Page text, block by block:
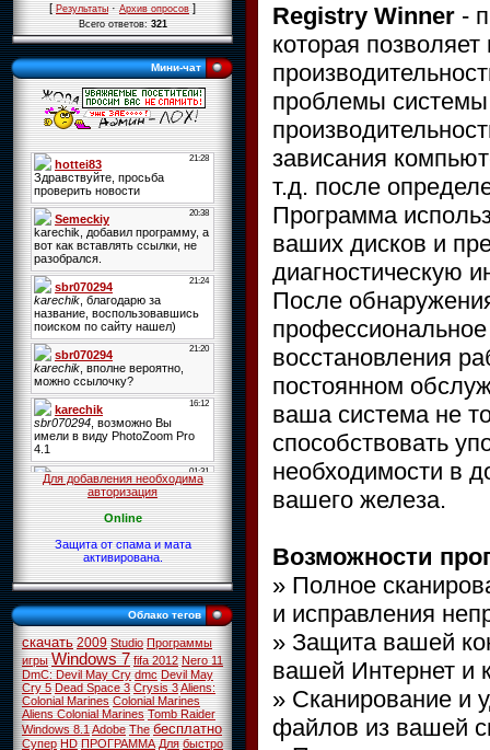
[Результаты·Архив опросов]
Всего ответов:321
Мини-чат
Для добавления необходима
авторизация
Online
Защита от спама и мата
активирована.
Облако тегов
скачать 2009 Studio Программы
игры Windows 7 fifa 2012 Nero 11
DmC: Devil May Cry dmc Devil May
Cry 5 Dead Space 3 Crysis 3Aliens:
Colonial Marines Colonial Marines
Aliens Colonial Marines Tomb Raider
Windows 8.1Adobe The бесплатно
Супер HD ПРОГРАММА Для быстро
Registry Winner -
которая
проблемы системы
зависания
т.д. после
Программа
ваших дисков и
диагностическую
После
восстановления
постоянном
ваша система не
способствовать
необходимости в
вашего железа.
Возможности
» Полное
и исправления
» Защита вашей
вашей Интернет и
» Сканирование и
файлов из вашей